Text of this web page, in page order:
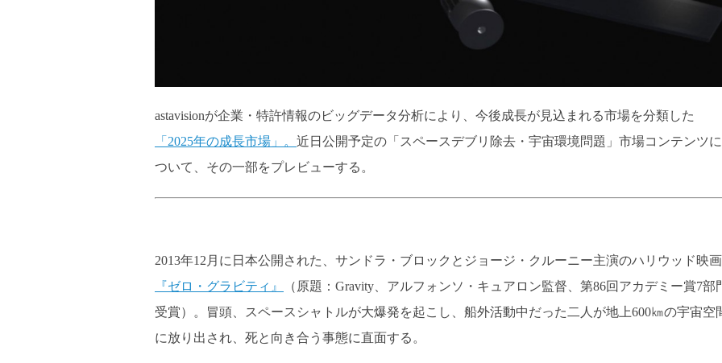
astavisionが企業・特許情報のビッグデータ分析により、今後成長が見込まれる市場を分類した
「2025年の成長市場」。 近日公開予定の「スペースデブリ除去・宇宙環境問題」市場コンテンツに
ついて、その一部をプレビューする。
2013年12月に日本公開された、サンドラ・ブロックとジョージ・クルーニー主演のハリウッド映画
『ゼロ・グラビティ』
（原題：Gravity、アルフォンソ・キュアロン監督、第86回アカデミー賞7部
受賞）。冒頭、スペースシャトルが大爆発を起こし、船外活動中だった二人が地上600㎞の宇宙空
に放り出され、死と向き合う事態に直面する。